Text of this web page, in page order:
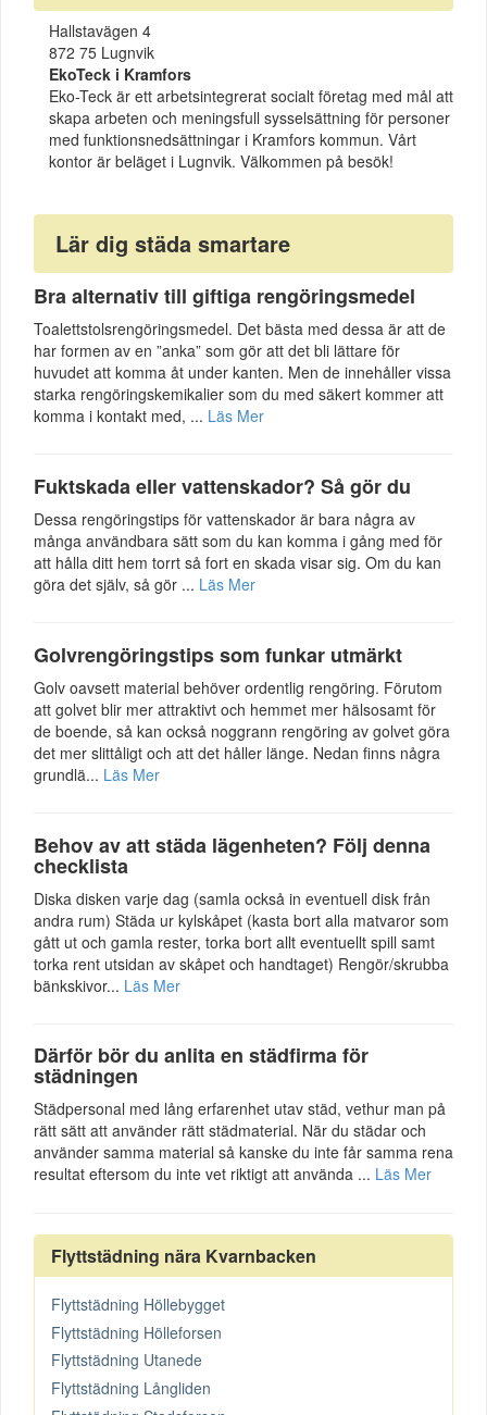
Hallstavägen 4
872 75 Lugnvik
EkoTeck i Kramfors
Eko-Teck är ett arbetsintegrerat socialt företag med mål att
skapa arbeten och meningsfull sysselsättning för personer
med funktionsnedsättningar i Kramfors kommun. Vårt
kontor är beläget i Lugnvik. Välkommen på besök!
Lär dig städa smartare
Bra alternativ till giftiga rengöringsmedel
Toalettstolsrengöringsmedel. Det bästa med dessa är att de
har formen av en ”anka” som gör att det bli lättare för
huvudet att komma åt under kanten. Men de innehåller vissa
starka rengöringskemikalier som du med säkert kommer att
komma i kontakt med, ... Läs Mer
Fuktskada eller vattenskador? Så gör du
Dessa rengöringstips för vattenskador är bara några av
många användbara sätt som du kan komma i gång med för
att hålla ditt hem torrt så fort en skada visar sig. Om du kan
göra det själv, så gör ... Läs Mer
Golvrengöringstips som funkar utmärkt
Golv oavsett material behöver ordentlig rengöring. Förutom
att golvet blir mer attraktivt och hemmet mer hälsosamt för
de boende, så kan också noggrann rengöring av golvet göra
det mer slittåligt och att det håller länge. Nedan finns några
grundlä... Läs Mer
Behov av att städa lägenheten? Följ denna
checklista
Diska disken varje dag (samla också in eventuell disk från
andra rum) Städa ur kylskåpet (kasta bort alla matvaror som
gått ut och gamla rester, torka bort allt eventuellt spill samt
torka rent utsidan av skåpet och handtaget) Rengör/skrubba
bänkskivor... Läs Mer
Därför bör du anlita en städfirma för
städningen
Städpersonal med lång erfarenhet utav städ, vethur man på
rätt sätt att använder rätt städmaterial. När du städar och
använder samma material så kanske du inte får samma rena
resultat eftersom du inte vet riktigt att använda ... Läs Mer
Flyttstädning nära Kvarnbacken
Flyttstädning Höllebygget
Flyttstädning Hölleforsen
Flyttstädning Utanede
Flyttstädning Långliden